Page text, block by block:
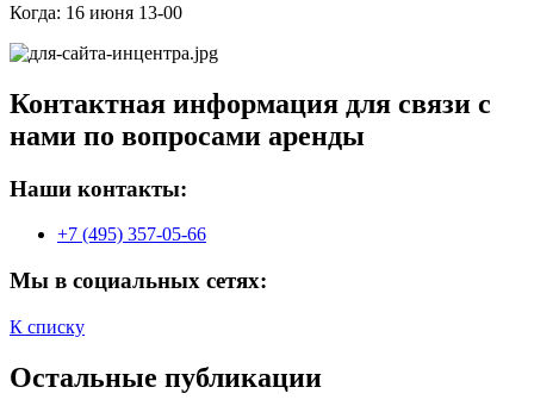
Когда: 16 июня 13-00
Контактная информация для связи с
нами по вопросами аренды
Наши контакты:
+7 (495) 357-05-66
Мы в социальных сетях:
К списку
Остальные публикации